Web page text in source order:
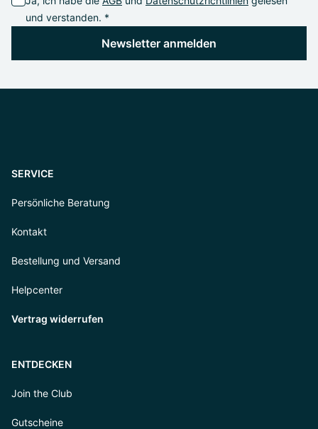
und verstanden. *
Newsletter anmelden
SERVICE
Persönliche Beratung
Kontakt
Bestellung und Versand
Helpcenter
Vertrag widerrufen
ENTDECKEN
Join the Club
Gutscheine